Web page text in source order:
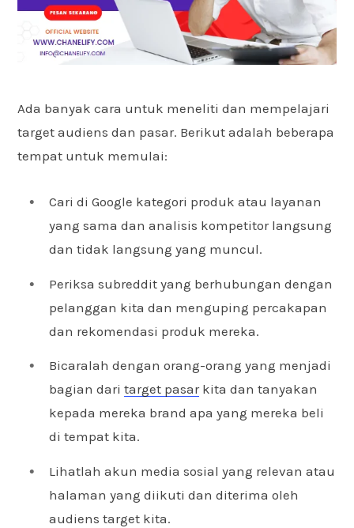
Ada banyak cara untuk meneliti dan mempelajari
target audiens dan pasar. Berikut adalah beberapa
tempat untuk memulai:
Cari di Google kategori produk atau layanan
yang sama dan analisis kompetitor langsung
dan tidak langsung yang muncul.
Periksa subreddit yang berhubungan dengan
pelanggan kita dan menguping percakapan
dan rekomendasi produk mereka.
Bicaralah dengan orang-orang yang menjadi
bagian dari target pasarkita dan tanyakan
kepada mereka brand apa yang mereka beli
di tempat kita.
Lihatlah akun media sosial yang relevan atau
halaman yang diikuti dan diterima oleh
audiens target kita.